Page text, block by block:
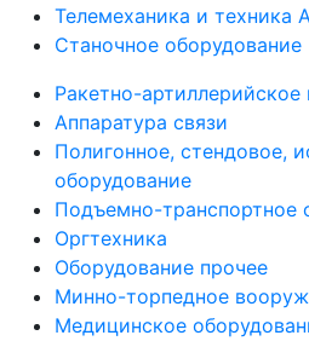
Телемеханика и техника
Станочное оборудование
Ракетно-
Аппаратура связи
Полигонное, стендовое,
оборудование
Подъемно-транспортное
Оргтехника
Оборудование прочее
Минно-торпедное
Медицинское